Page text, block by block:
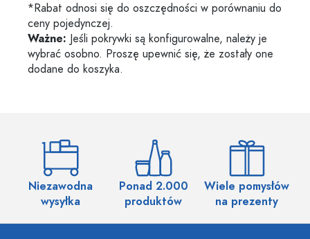
*Rabat odnosi się do oszczędności w porównaniu do
ceny pojedynczej.
Ważne: Jeśli pokrywki są konfigurowalne, należy je
wybrać osobno. Proszę upewnić się, że zostały one
dodane do koszyka.
Niezawodna
wysyłka
Ponad 2.000
produktów
Wiele pomysłów
na prezenty